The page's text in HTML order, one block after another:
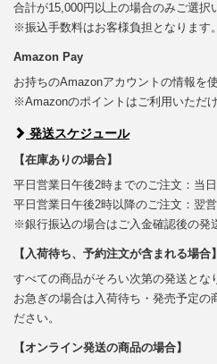
合計が15,000円以上の場合のみご選択
※振込手数料はお客様負担となります。
Amazon Pay
お持ちのAmazonアカウントの情報を
※Amazonのポイントはご利用いただけ
発送スケジュール
【在庫ありの場合】
平日営業日午後2時までのご注文：当
平日営業日午後2時以降のご注文：翌
※銀行振込の場合はご入金確認後の発
【入荷待ち、予約注文が含まれる場合】
すべての商品がそろい次第の発送とな
お急ぎの場合は入荷待ち・発売予定の
ださい。
【オンライン発送の商品の場合】